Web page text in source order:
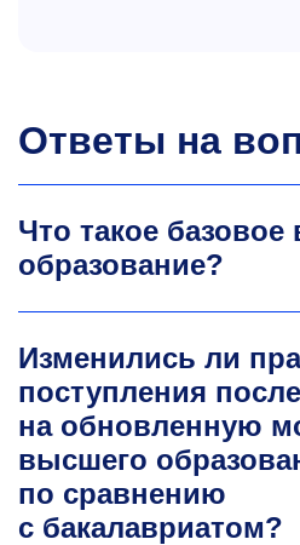
Ответы на
Что такое
образование?
Изменились ли
поступления
на обновленную
высшего
по сравнению
с бакалавриатом?